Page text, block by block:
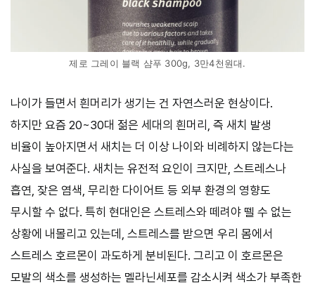
제로 그레이 블랙 샴푸 300g, 3만4천원대.
나이가 들면서 흰머리가 생기는 건 자연스러운 현상이다.
하지만 요즘 20~30대 젊은 세대의 흰머리, 즉 새치 발생
비율이 높아지면서 새치는 더 이상 나이와 비례하지 않는다는
사실을 보여준다. 새치는 유전적 요인이 크지만, 스트레스나
흡연, 잦은 염색, 무리한 다이어트 등 외부 환경의 영향도
무시할 수 없다. 특히 현대인은 스트레스와 떼려야 뗄 수 없는
상황에 내몰리고 있는데, 스트레스를 받으면 우리 몸에서
스트레스 호르몬이 과도하게 분비된다. 그리고 이 호르몬은
모발의 색소를 생성하는 멜라닌세포를 감소시켜 색소가 부족한